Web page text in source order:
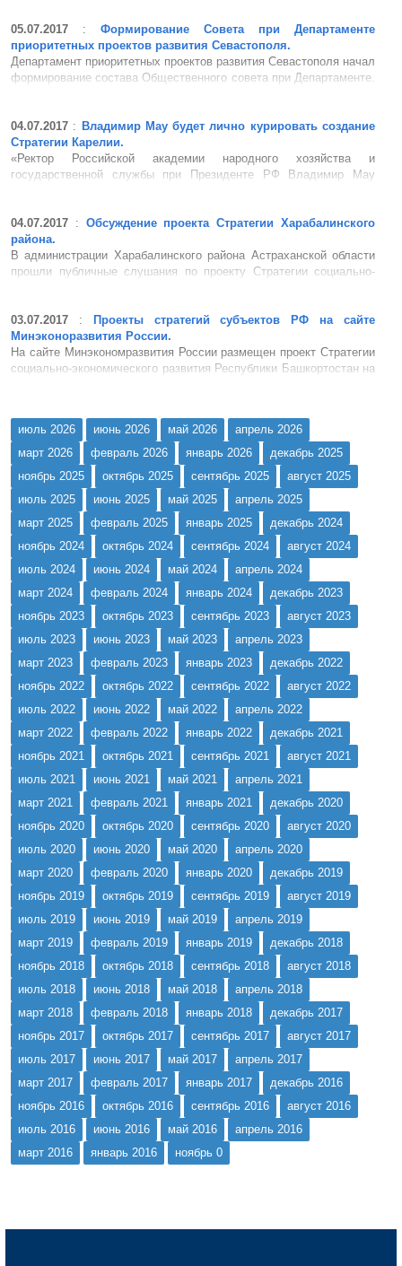
обсуждениях приняли участие более шестисот человек. По
итогам обсуждения выраб...
05.07.2017 : Формирование Совета при Департаменте
приоритетных проектов развития Севастополя.
Департамент приоритетных проектов развития Севастополя начал
формирование состава Общественного совета при Департаменте.
желание состоять в Общественном совете, а также предложений
по канди...
04.07.2017 : Владимир Мау будет лично курировать создание
Стратегии Карелии.
«Ректор Российской академии народного хозяйства и
государственной службы при Президенте РФ Владимир Мау
предложил ректору ПетрГУ Анатолию Воронину подключить вуз к
...
04.07.2017 : Обсуждение проекта Стратегии Харабалинского
района.
В администрации Харабалинского района Астраханской области
прошли публичные слушания по проекту Стратегии социально-
положениями Стратегии участников публичных слушаний
познакомила пред...
03.07.2017 :
Проекты стратегий субъектов РФ на сайте
Минэконоразвития России.
На сайте Минэкономразвития России размещен проект Стратегии
социально-экономического развития Республики Башкортостан на
июль 2026 июнь 2026 май 2026
апрель 2026
март 2026
февраль 2026 январь 2026
декабрь 2025
ноябрь 2025
октябрь 2025 сентябрь 2025
август 2025
июль 2025
июнь 2025 май 2025
апрель 2025
март 2025
февраль 2025 январь 2025
декабрь 2024
ноябрь 2024
октябрь 2024 сентябрь 2024
август 2024
июль 2024
июнь 2024 май 2024
апрель 2024
март 2024
февраль 2024 январь 2024
декабрь 2023
ноябрь 2023
октябрь 2023 сентябрь 2023
август 2023
июль 2023
июнь 2023 май 2023
апрель 2023
март 2023
февраль 2023 январь 2023
декабрь 2022
ноябрь 2022
октябрь 2022 сентябрь 2022
август 2022
июль 2022
июнь 2022 май 2022
апрель 2022
март 2022
февраль 2022 январь 2022
декабрь 2021
ноябрь 2021
октябрь 2021 сентябрь 2021
август 2021
июль 2021
июнь 2021 май 2021
апрель 2021
март 2021
февраль 2021 январь 2021
декабрь 2020
ноябрь 2020
октябрь 2020 сентябрь 2020
август 2020
июль 2020
июнь 2020 май 2020
апрель 2020
март 2020
февраль 2020 январь 2020
декабрь 2019
ноябрь 2019
октябрь 2019 сентябрь 2019
август 2019
июль 2019
июнь 2019 май 2019
апрель 2019
март 2019
февраль 2019 январь 2019
декабрь 2018
ноябрь 2018
октябрь 2018 сентябрь 2018
август 2018
июль 2018
июнь 2018 май 2018
апрель 2018
март 2018
февраль 2018 январь 2018
декабрь 2017
ноябрь 2017
октябрь 2017 сентябрь 2017
август 2017
июль 2017
июнь 2017 май 2017
апрель 2017
март 2017
февраль 2017 январь 2017
декабрь 2016
ноябрь 2016
октябрь 2016 сентябрь 2016
август 2016
июль 2016
июнь 2016 май 2016
апрель 2016
март 2016
январь 2016 ноябрь 0